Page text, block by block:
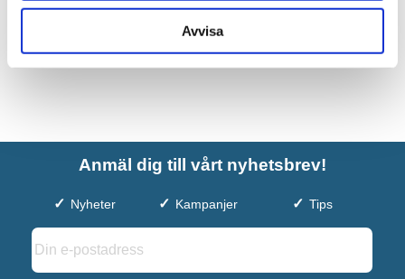
Avvisa
Anmäl dig till vårt nyhetsbrev!
Nyheter Kampanjer Tips